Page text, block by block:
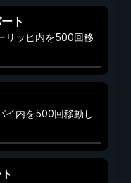
ト
リッヒ内を500回移
イ内を500回移動し